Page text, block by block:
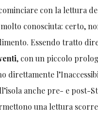
con la lettura
conosciuta: certo,
Essendo tratto
, con un piccolo
anche pre- e post-
una lettura